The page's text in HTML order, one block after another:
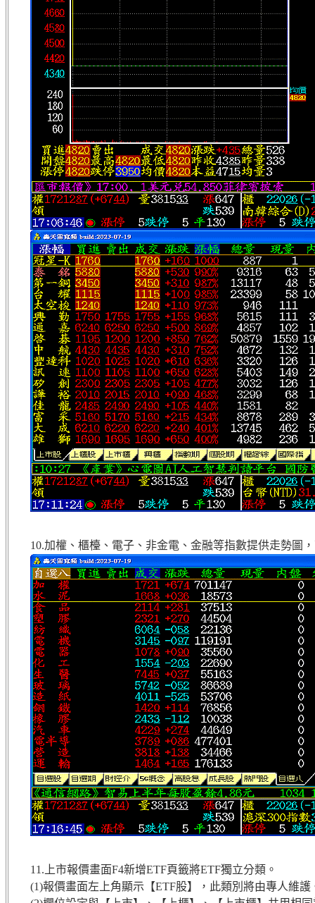
10.加權、櫃檯、電子、非金電、金融等指數提供走勢圖
11.上市報價畫面F4新增ETF頁籤將ETF獨立分類。
(1)報價畫面左上角顯示【ETF股】，此類別將由專人維護